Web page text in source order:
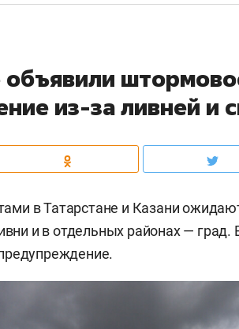
объявили
из-за ливней и
в Татарстане и Казани
и в отдельных районах — град.